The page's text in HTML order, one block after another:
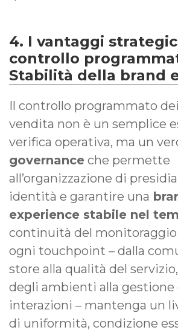
4. I vantaggi
controllo
Stabilità della brand
Il controllo programmato
vendita non è un semplice
verifica operativa, ma un
governance che permette
all’organizzazione di
identità e garantire una
experience stabile nel
continuità del monitoraggio
ogni touchpoint – dalla
store alla qualità del
degli ambienti alla gestione
interazioni – mantenga un
di uniformità, condizione